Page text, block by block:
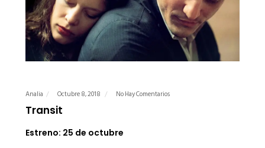
Analia Octubre 8, 2018 No Hay Comentarios
Transit
Estreno: 25 de octubre